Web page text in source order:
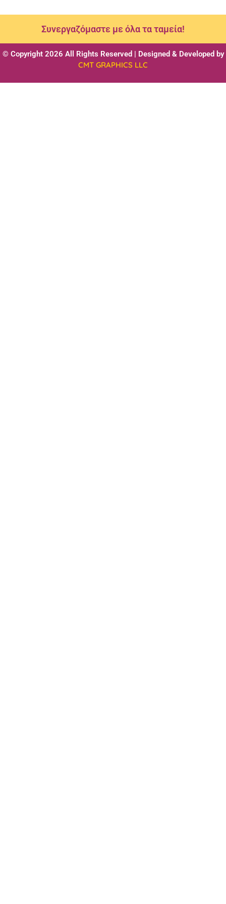
Συνεργαζόμαστε με όλα τα ταμεία!
© Copyright 2026 All Rights Reserved | Designed & Developed by
CMT GRAPHICS LLC